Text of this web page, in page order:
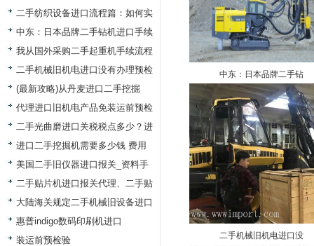
二手纺织设备进口流程篇：如何实
中东：日本品牌二手钻机进口手续
我从国外采购二手起重机手续流程
二手机械旧机电进口没有办理预检
(最新攻略)从丹麦进口二手挖掘
代理进口旧机电产品免装运前预检
二手光曲磨进口关税税点多少？进
进口二手挖掘机需要多少钱 费用
美国二手旧仪器进口报关_资料手
二手贴片机进口报关代理、二手贴
大陆海关规定二手机械旧设备进口
惠普indigo数码印刷机进口
装运前预检验
中东：日本品牌二手钻
二手机械旧机电进口没